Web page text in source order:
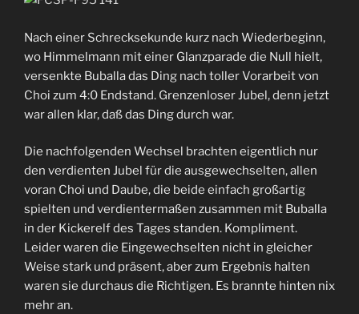
Nach einer Schrecksekunde kurz nach Wiederbeginn,
wo Himmelmann mit einer Glanzparade die Null hielt,
versenkte Buballa das Ding nach toller Vorarbeit von
Choi zum 4:0 Endstand. Grenzenloser Jubel, denn jetzt
war allen klar, daß das Ding durch war.
Die nachfolgenden Wechsel brachten eigentlich nur
den verdienten Jubel für die ausgewechselten, allen
voran Choi und Daube, die beide einfach großartig
spielten und verdientermaßen zusammen mit Buballa
in der Kickerelf des Tages standen. Kompliment.
Leider waren die Eingewechselten nicht in gleicher
Weise stark und präsent, aber zum Ergebnis halten
waren sie durchaus die Richtigen. Es brannte hinten nix
mehr an.